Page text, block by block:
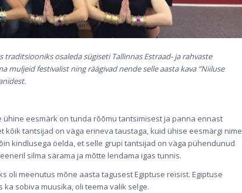
osaleda sügiseti Tallinnas Estraad- ja rahvaste
muljeid festivalist ning räägivad nende selle aasta kava “Niiluse
eesmärk on tunda rõõmu tantsimisest ja panna ennast
tantsijad on väga erineva taustaga, kuid ühise eesmärgi
kindlusega öelda, et selle grupi tantsijad on väga pühendunud
silma särama ja mõtte lendama igas tunnis.
oli meenutus mõne aasta tagusest Egiptuse reisist. Egiptuse
sobiva muusika, oli teema valik selge.